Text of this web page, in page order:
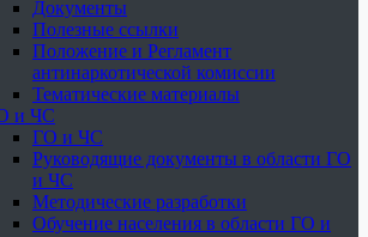
Документы
Полезные ссылки
Положение и Регламент
антинаркотической комиссии
Тематические материалы
и ЧС
ГО и ЧС
Руководящие документы в области ГО
и ЧС
Методические разработки
Обучение населения в области ГО и